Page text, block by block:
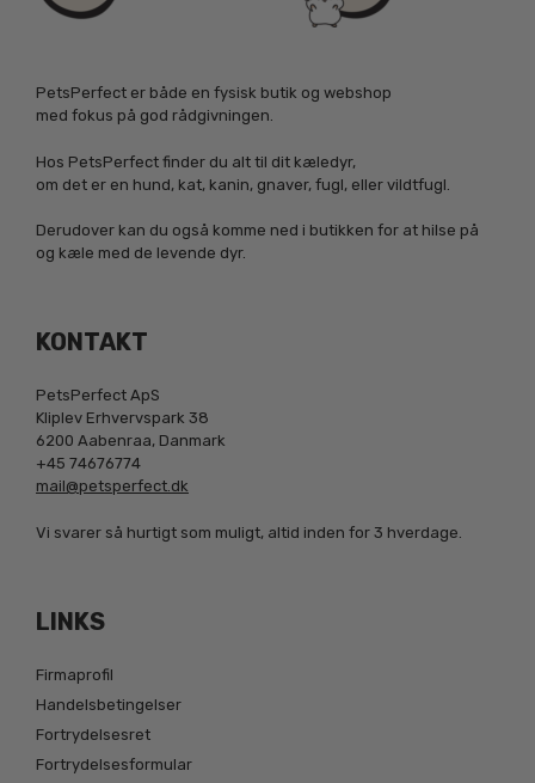
PetsPerfect er både en fysisk butik og webshop
med fokus på god rådgivningen.
Hos PetsPerfect finder du alt til dit kæledyr,
om det er en hund, kat, kanin, gnaver, fugl, eller vildtfugl.
Derudover kan du også komme ned i butikken for at hilse på
og kæle med de levende dyr.
KONTAKT
PetsPerfect ApS
Kliplev Erhvervspark 38
6200 Aabenraa, Danmark
+45 74676774
mail@petsperfect.dk
Vi svarer så hurtigt som muligt, altid inden for 3 hverdage.
LINKS
Firmaprofil
Handelsbetingelser
Fortrydelsesret
Fortrydelsesformular